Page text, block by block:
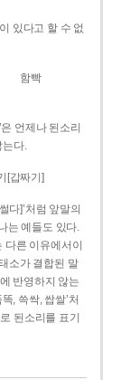
있다고 할 수 없
함빡
언제나 된소리
는다.
[갑짜기]
다]’처럼 앞말의
는 예들도 있다.
른 이유에서이
소가 결합된 말
반영하지 않는
, 쓱싹, 쌉쌀’처
된소리를 표기